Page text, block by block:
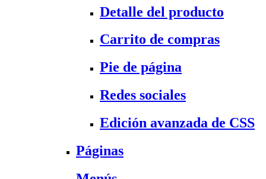
Detalle del producto
Carrito de compras
Pie de página
Redes sociales
Edición avanzada de CSS
Páginas